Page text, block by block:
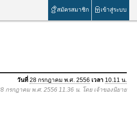
สมัครสมาชิก เข้าสู่ระบบ
วันที่ 28 กรกฎาคม พ.ศ. 2556 เวลา 10.11 น.
กรกฎาคม พ.ศ. 2556 11.36 น. โดย เจ้าของนิยาย